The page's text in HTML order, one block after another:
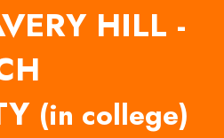
HILL -
(in college)